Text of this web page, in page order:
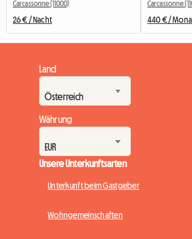
Carcassonne (11000)
26 € / Nacht
Carcassonne
440 € /
Land
Währung
Unsere Unterkunftsarten
Unterkunft beim Gastgeber
Wohngemeinschaften